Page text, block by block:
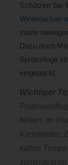
Schützen Sie
Winterjacken
sowie
Dazu noch
Sprösslinge
eingepackt.
Wichtiger
fehlen. Im
Kleinkinder.
kalten
zumindest